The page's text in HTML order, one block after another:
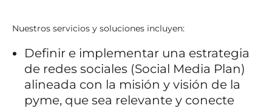
Nuestros servicios y soluciones incluyen:
Definir e implementar una estrategia
de redes sociales (Social Media Plan)
alineada con la misión y visión de la
pyme, que sea relevante y conecte